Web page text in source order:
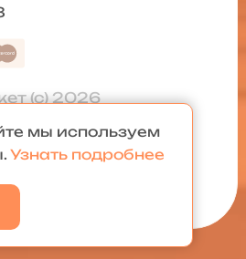
(с) 2026
мы используем
Узнать подробнее